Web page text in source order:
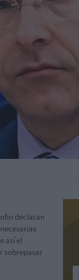
declaran
así el
sobrepasar